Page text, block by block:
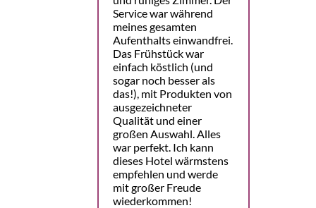
Service war während
meines gesamten
Aufenthalts einwandfrei.
Das Frühstück war
einfach köstlich (und
sogar noch besser als
das!), mit Produkten von
ausgezeichneter
Qualität und einer
großen Auswahl. Alles
war perfekt. Ich kann
dieses Hotel wärmstens
empfehlen und werde
mit großer Freude
wiederkommen!